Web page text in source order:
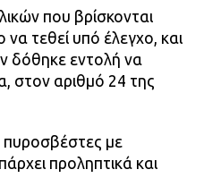
που βρίσκονται
τεθεί υπό έλεγχο, και
δόθηκε εντολή να
στον αριθμό 24 της
πυροσβέστες με
προληπτικά και